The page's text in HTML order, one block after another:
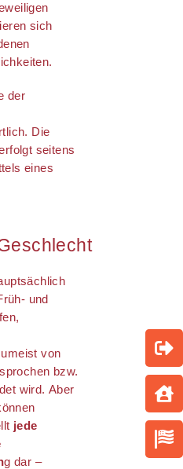
sich
der
Die
seitens
eines
und
von
bzw.
wird. Aber
jede
g dar –